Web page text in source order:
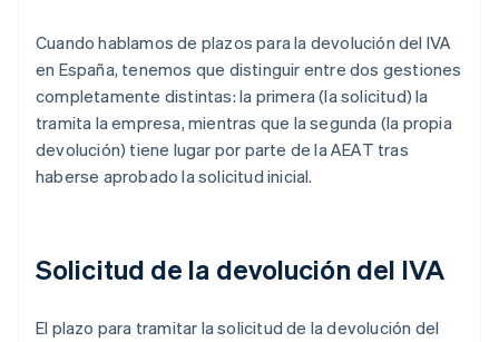
Cuando hablamos de plazos para la devolución del IVA
en España, tenemos que distinguir entre dos gestiones
completamente distintas: la primera (la solicitud) la
tramita la empresa, mientras que la segunda (la propia
devolución) tiene lugar por parte de la AEAT tras
haberse aprobado la solicitud inicial.
Solicitud de la devolución del IVA
El plazo para tramitar la solicitud de la devolución del